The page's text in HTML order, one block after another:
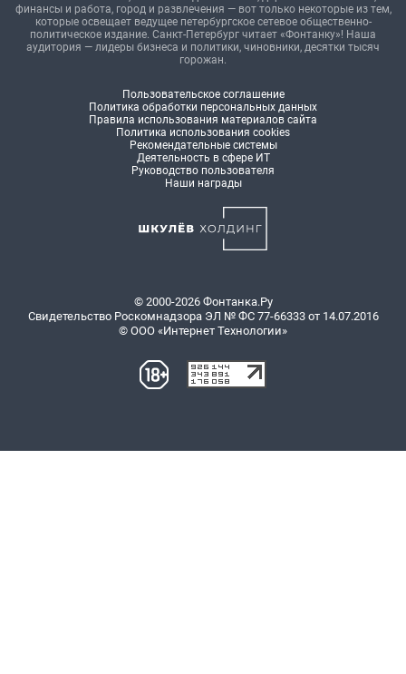
финансы и работа, город и развлечения — вот только некоторые из тем,
которые освещает ведущее петербургское сетевое общественно-
политическое издание. Санкт-Петербург читает «Фонтанку»! Наша
аудитория — лидеры бизнеса и политики, чиновники, десятки тысяч
горожан.
Пользовательское соглашение
Политика обработки персональных данных
Правила использования материалов сайта
Политика использования cookies
Рекомендательные системы
Деятельность в сфере ИТ
Руководство пользователя
Наши награды
© 2000-2026 Фонтанка.Ру
Свидетельство Роскомнадзора ЭЛ № ФС 77-66333 от 14.07.2016
© ООО «Интернет Технологии»